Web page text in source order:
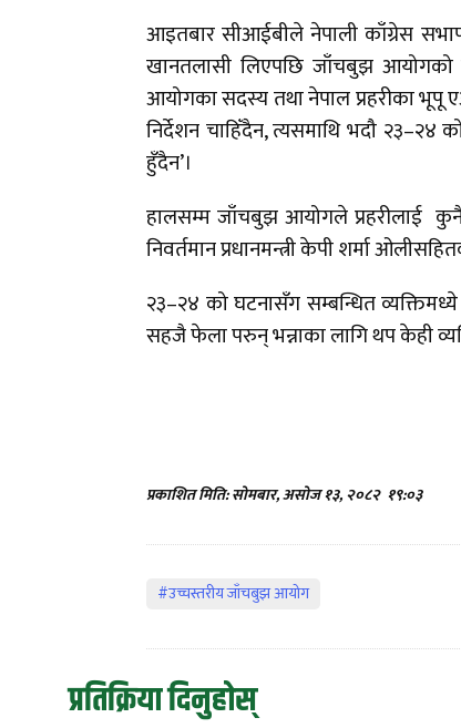
आइतबार सीआईबीले नेपाली काँग्रेस
खानतलासी लिएपछि जाँचबुझ आयोगको
आयोगका सदस्य तथा नेपाल प्रहरीका भूपू
निर्देशन चाहिँदैन, त्यसमाथि भदौ २३–२४
हुँदैन’।
हालसम्म जाँचबुझ आयोगले प्रहरीलाई कुनै
निवर्तमान प्रधानमन्त्री केपी शर्मा
२३–२४ को घटनासँग सम्बन्धित
सहजै फेला परुन् भन्नाका लागि थप केही
प्रकाशित मिति: सोमबार, असोज १३, २०८२ १९:०३
#उच्चस्तरीय जाँचबुझ आयोग
प्रतिक्रिया दिनुहोस्